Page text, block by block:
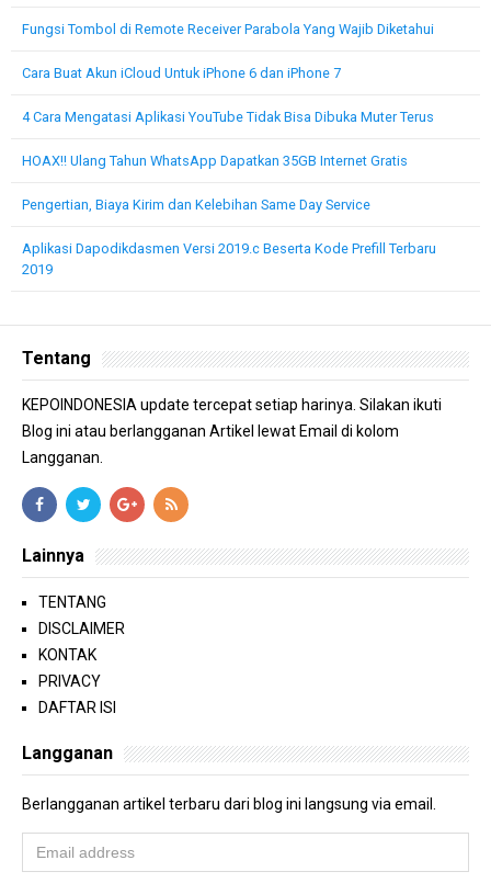
Fungsi Tombol di Remote Receiver Parabola Yang Wajib Diketahui
Cara Buat Akun iCloud Untuk iPhone 6 dan iPhone 7
4 Cara Mengatasi Aplikasi YouTube Tidak Bisa Dibuka Muter Terus
HOAX!! Ulang Tahun WhatsApp Dapatkan 35GB Internet Gratis
Pengertian, Biaya Kirim dan Kelebihan Same Day Service
Aplikasi Dapodikdasmen Versi 2019.c Beserta Kode Prefill Terbaru
2019
Tentang
KEPOINDONESIA update tercepat setiap harinya. Silakan ikuti
Blog ini atau berlangganan Artikel lewat Email di kolom
Langganan.
Lainnya
TENTANG
DISCLAIMER
KONTAK
PRIVACY
DAFTAR ISI
Langganan
Berlangganan artikel terbaru dari blog ini langsung via email.